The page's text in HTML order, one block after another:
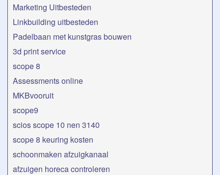
Marketing Uitbesteden
Linkbuilding uitbesteden
Padelbaan met kunstgras bouwen
3d print service
scope 8
Assessments online
MKBvooruit
scope9
scios scope 10 nen 3140
scope 8 keuring kosten
schoonmaken afzuigkanaal
afzuigen horeca controleren